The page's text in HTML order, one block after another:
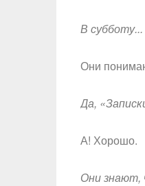
В
Они
Да,
А! Хорошо.
Они знают,